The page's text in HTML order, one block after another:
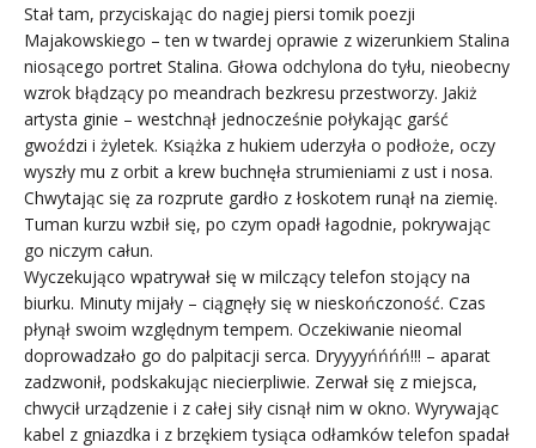
Stał tam, przyciskając do nagiej piersi tomik poezji
Majakowskiego – ten w twardej oprawie z wizerunkiem Stalina
niosącego portret Stalina. Głowa odchylona do tyłu, nieobecny
wzrok błądzący po meandrach bezkresu przestworzy. Jakiż
artysta ginie – westchnął jednocześnie połykając garść
gwoździ i żyletek. Książka z hukiem uderzyła o podłoże, oczy
wyszły mu z orbit a krew buchnęła strumieniami z ust i nosa.
Chwytając się za rozprute gardło z łoskotem runął na ziemię.
Tuman kurzu wzbił się, po czym opadł łagodnie, pokrywając
go niczym całun.
Wyczekująco wpatrywał się w milczący telefon stojący na
biurku. Minuty mijały – ciągnęły się w nieskończoność. Czas
płynął swoim względnym tempem. Oczekiwanie nieomal
doprowadzało go do palpitacji serca. Dryyyyńńńń!!! – aparat
zadzwonił, podskakując niecierpliwie. Zerwał się z miejsca,
chwycił urządzenie i z całej siły cisnął nim w okno. Wyrywając
kabel z gniazdka i z brzękiem tysiąca odłamków telefon spadał